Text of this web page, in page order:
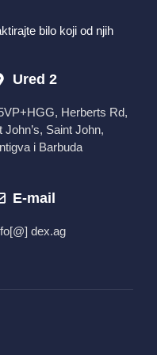
bilo koji od njih
Ured 2
Herberts Rd,
John’s, Saint John,
i Barbuda
E-mail
dex.ag